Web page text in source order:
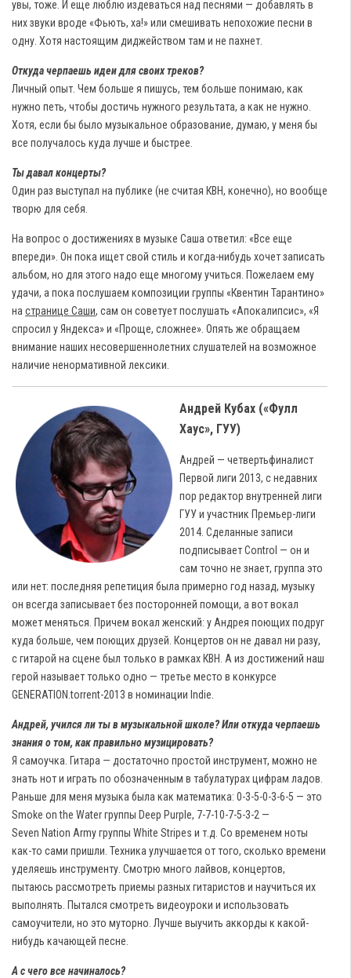
увы, тоже. И еще люблю издеваться над песнями — добавлять в
них звуки вроде «Фьють, ха!» или смешивать непохожие песни в
одну. Хотя настоящим диджейством там и не пахнет.
Откуда черпаешь идеи для своих треков?
Личный опыт. Чем больше я пишусь, тем больше понимаю, как
нужно петь, чтобы достичь нужного результата, а как не нужно.
Хотя, если бы было музыкальное образование, думаю, у меня бы
все получалось куда лучше и быстрее.
Ты давал концерты?
Один раз выступал на публике (не считая КВН, конечно), но вообще
творю для себя.
На вопрос о достижениях в музыке Саша ответил: «Все еще
впереди». Он пока ищет свой стиль и когда-нибудь хочет записать
альбом, но для этого надо еще многому учиться. Пожелаем ему
удачи, а пока послушаем композиции группы «Квентин Тарантино»
на странице Саши, сам он советует послушать «Апокалипсис», «Я
спросил у Яндекса» и «Проще, сложнее». Опять же обращаем
внимание наших несовершеннолетних слушателей на возможное
наличие ненормативной лексики.
Андрей Кубах («Фулл
Хаус», ГУУ)
Андрей — четвертьфиналист
Первой лиги 2013, с недавних
пор редактор внутренней лиги
ГУУ и участник Премьер-лиги
2014. Сделанные записи
подписывает Control — он и
сам точно не знает, группа это
или нет: последняя репетиция была примерно год назад, музыку
он всегда записывает без посторонней помощи, а вот вокал
может меняться. Причем вокал женский: у Андрея поющих подруг
куда больше, чем поющих друзей. Концертов он не давал ни разу,
с гитарой на сцене был только в рамках КВН. А из достижений наш
герой называет только одно — третье место в конкурсе
GENERATION.torrent-2013 в номинации Indie.
Андрей, учился ли ты в музыкальной школе? Или откуда черпаешь
знания о том, как правильно музицировать?
Я самоучка. Гитара — достаточно простой инструмент, можно не
знать нот и играть по обозначенным в табулатурах цифрам ладов.
Раньше для меня музыка была как математика: 0-3-5-0-3-6-5 — это
Smoke onthe Waterгруппы Deep Purple, 7-7-10-7-5-3-2 —
Seven Nation Armyгруппы White Stripes и т.д. Со временем ноты
как-то сами пришли. Техника улучшается от того, сколько времени
уделяешь инструменту. Смотрю много лайвов, концертов,
пытаюсь рассмотреть приемы разных гитаристов и научиться их
выполнять. Пытался смотреть видеоуроки и использовать
самоучители, но это муторно. Лучше выучить аккорды к какой-
нибудь качающей песне.
А с чего все начиналось?